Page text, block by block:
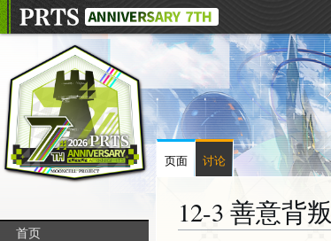
12-3 善意背叛
页面 讨论
首页